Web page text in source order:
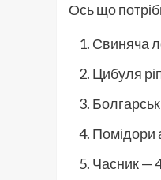
Ось що
Свиняча
Цибуля
Помідори
Часник —